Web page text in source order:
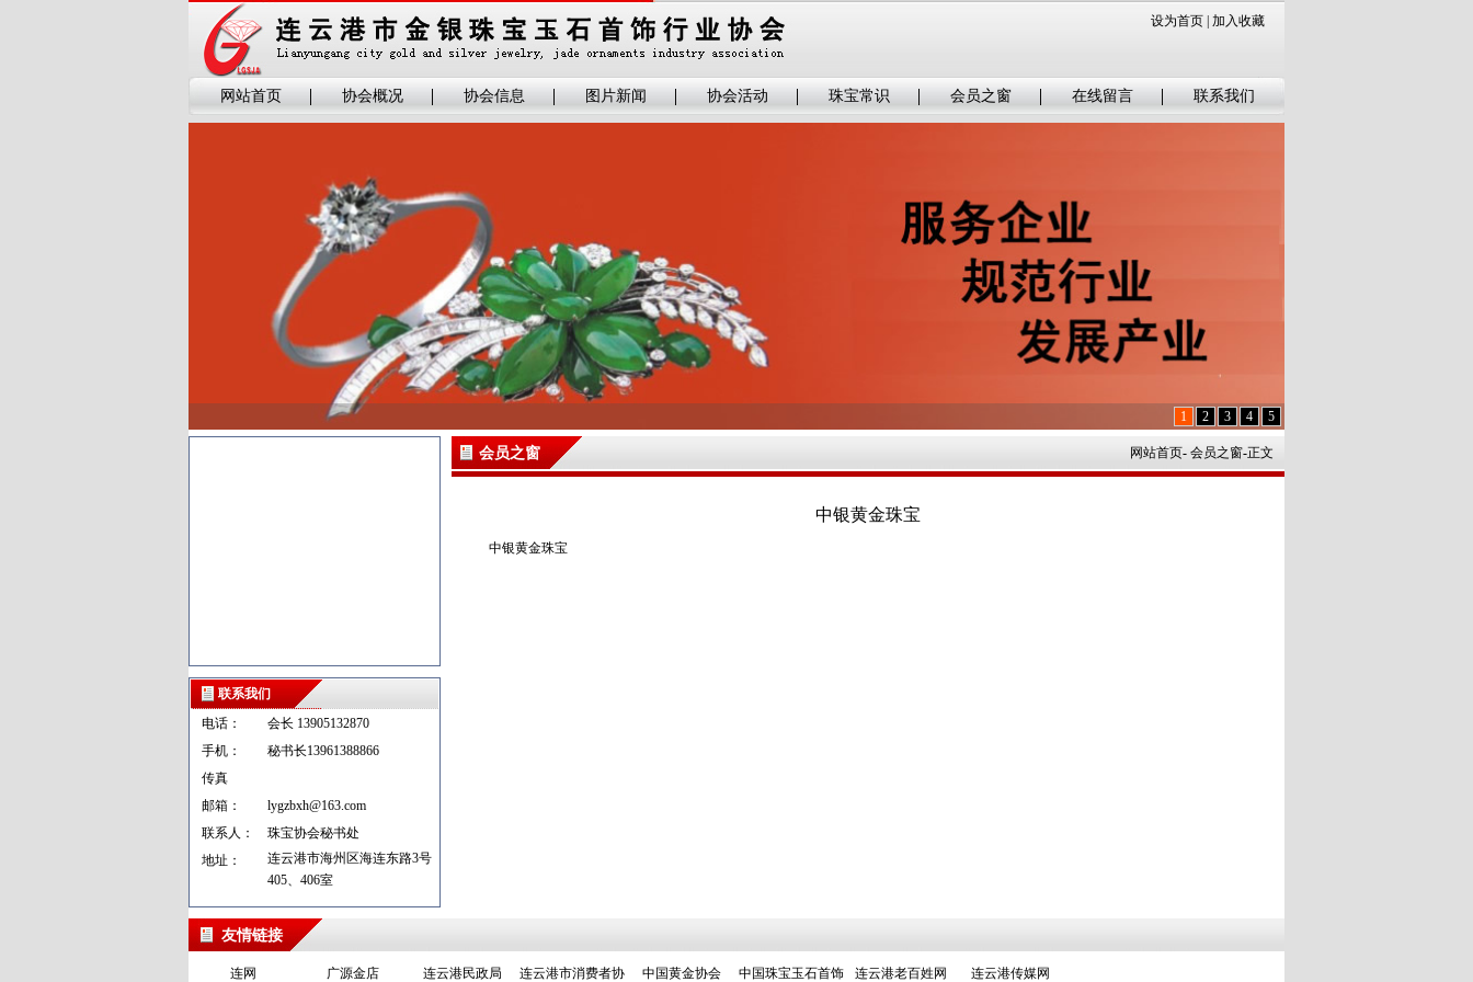
设为首页 加入收藏
网站首页 协会概况 协会信息 图片新闻 协会活动 珠宝常识 会员之窗 在线留言 联系我们
1 2 3 4 5
联系我们
电话：
会长 13905132870
手机：
秘书长13961388866
传真
邮箱：
lygzbxh@163.com
联系人：
珠宝协会秘书处
地址：
连云港市海州区海连东路3号
405、406室
会员之窗 网站首页- 会员之窗-正文
中银黄金珠宝
中银黄金珠宝
友情链接
连网 广源金店 连云港民政局 连云港市消费者协 中国黄金协会 中国珠宝玉石首饰 连云港老百姓网 连云港传媒网